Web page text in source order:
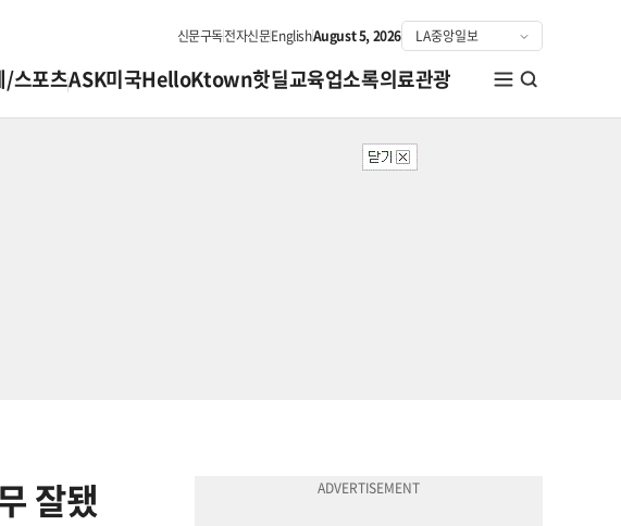
신문구독전자신문EnglishAugust 5, 2026
/스포츠ASK미국HelloKtown핫딜교육업소록의료관광
잘됐